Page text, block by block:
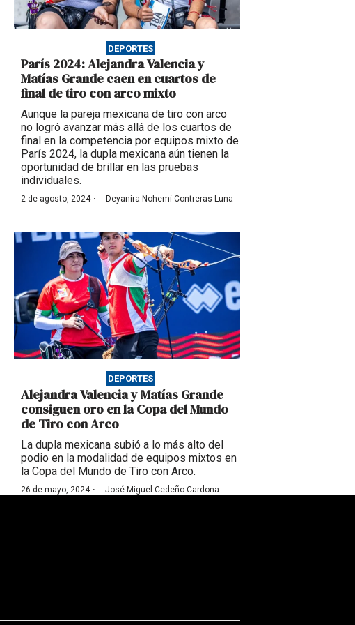
DEPORTES
París 2024: Alejandra Valencia y
Matías Grande caen en cuartos de
final de tiro con arco mixto
Aunque la pareja mexicana de tiro con arco
no logró avanzar más allá de los cuartos de
final en la competencia por equipos mixto de
París 2024, la dupla mexicana aún tienen la
oportunidad de brillar en las pruebas
individuales.
2 de agosto, 2024· Deyanira Nohemí Contreras Luna
DEPORTES
Alejandra Valencia y Matías Grande
consiguen oro en la Copa del Mundo
de Tiro con Arco
La dupla mexicana subió a lo más alto del
podio en la modalidad de equipos mixtos en
la Copa del Mundo de Tiro con Arco.
26 de mayo, 2024· José Miguel Cedeño Cardona